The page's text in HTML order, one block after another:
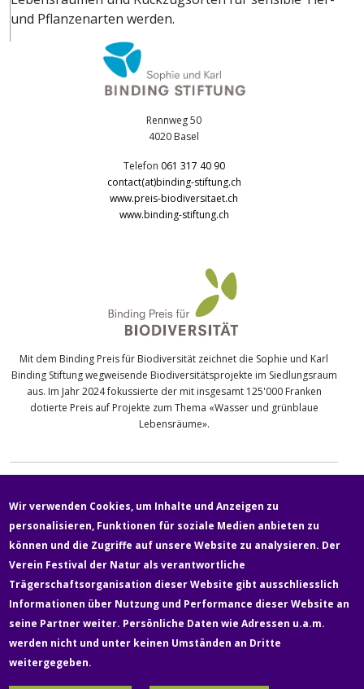
Rennweg 50
4020 Basel
Telefon 061 317 40 90
contact(at)binding-stiftung.ch
www.preis-biodiversitaet.ch
www.binding-stiftung.ch
Mit dem Binding Preis für Biodiversität zeichnet die Sophie und Karl
Binding Stiftung wegweisende Biodiversitätsprojekte im Siedlungsraum
aus. Im Jahr 2024 fokussierte der mit insgesamt 125'000 Franken
dotierte Preis auf Projekte zum Thema «Wasser und grünblaue
Lebensräume».
und Pflanzenarten werden.
Fußzeile
Newsletter Über uns Kontakt Medien
Wir verwenden Cookies, um Inhalte und Anzeigen zu
personalisieren, Funktionen für soziale Medien anbieten zu
können und die Zugriffe auf unsere Website zu analysieren. Der
Verein Festival der Natur als verantwortliche
Trägerschaftsorganisation dieser Website gibt ausschliesslich
Informationen über Nutzung und Performance dieser Website an
seine Partner weiter. Persönliche Daten wie Adressen u.a.m.
werden nicht und unter keinen Umständen an Dritte
weitergegeben.